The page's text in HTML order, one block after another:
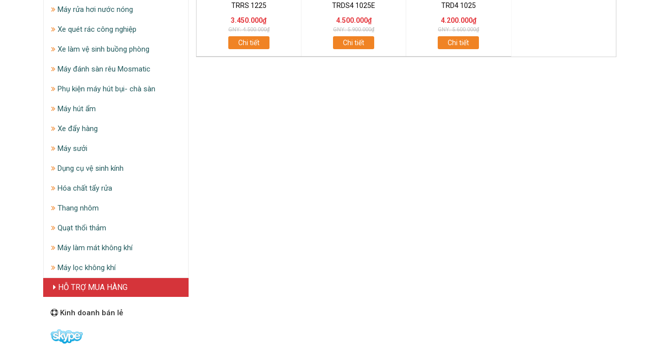
Máy rửa hơi nước nóng
Xe quét rác công nghiệp
Xe làm vệ sinh buồng phòng
Máy đánh sàn rêu Mosmatic
Phụ kiện máy hút bụi- chà sàn
Máy hút ẩm
Xe đẩy hàng
Máy sưởi
Dụng cụ vệ sinh kính
Hóa chất tẩy rửa
Thang nhôm
Quạt thổi thảm
Máy làm mát không khí
Máy lọc không khí
HỖ TRỢ MUA HÀNG
Kinh doanh bán lẻ
TRRS 1225
3.450.000₫
GNY: 4.500.000₫
Chi tiết
TRDS4 1025E
4.500.000₫
GNY: 5.900.000₫
Chi tiết
TRD4 1025
4.200.000₫
GNY: 5.600.000₫
Chi tiết